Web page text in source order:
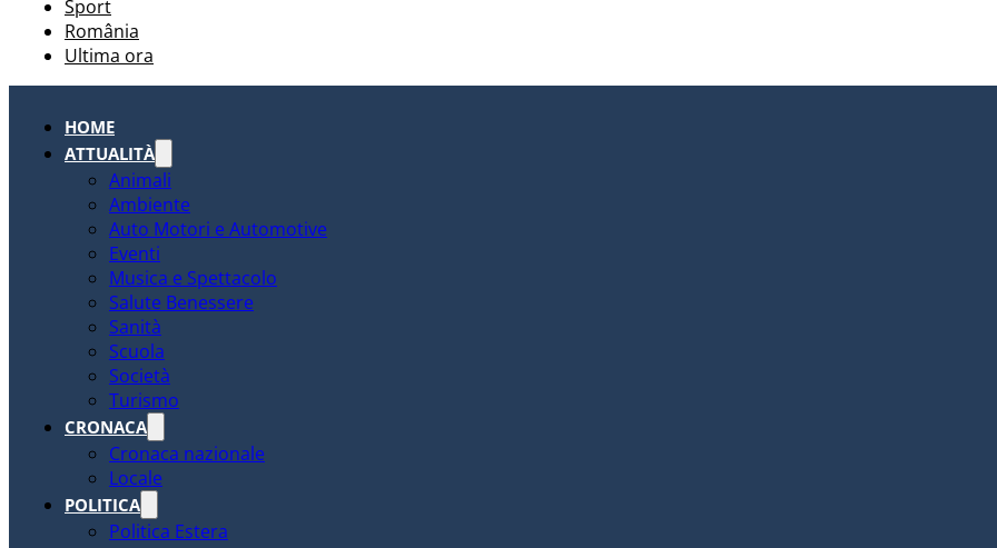
Sport
România
Ultima ora
HOME
ATTUALITÀ
Animali
Ambiente
Auto Motori e Automotive
Eventi
Musica e Spettacolo
Salute Benessere
Sanità
Scuola
Società
Turismo
CRONACA
Cronaca nazionale
Locale
POLITICA
Politica Estera